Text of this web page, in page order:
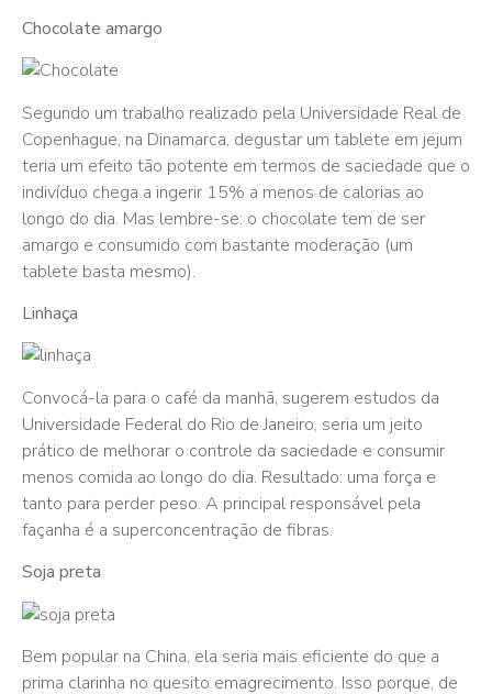
Chocolate amargo
Segundo um trabalho realizado pela Universidade Real de
Copenhague, na Dinamarca, degustar um tablete em jejum
teria um efeito tão potente em termos de saciedade que o
indivíduo chega a ingerir 15% a menos de calorias ao
longo do dia. Mas lembre-se: o chocolate tem de ser
amargo e consumido com bastante moderação (um
tablete basta mesmo).
Linhaça
Convocá-la para o café da manhã, sugerem estudos da
Universidade Federal do Rio de Janeiro, seria um jeito
prático de melhorar o controle da saciedade e consumir
menos comida ao longo do dia. Resultado: uma força e
tanto para perder peso. A principal responsável pela
façanha é a superconcentração de fibras.
Soja preta
Bem popular na China, ela seria mais eficiente do que a
prima clarinha no quesito emagrecimento. Isso porque, de